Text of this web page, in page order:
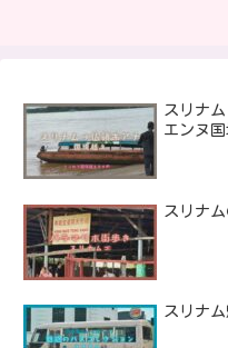
スリナ
エンヌ国
スリナ
スリナ